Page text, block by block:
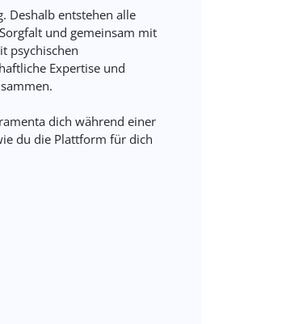
Deshalb entstehen alle
und gemeinsam mit
psychischen
Expertise und
dich während einer
du die Plattform für dich